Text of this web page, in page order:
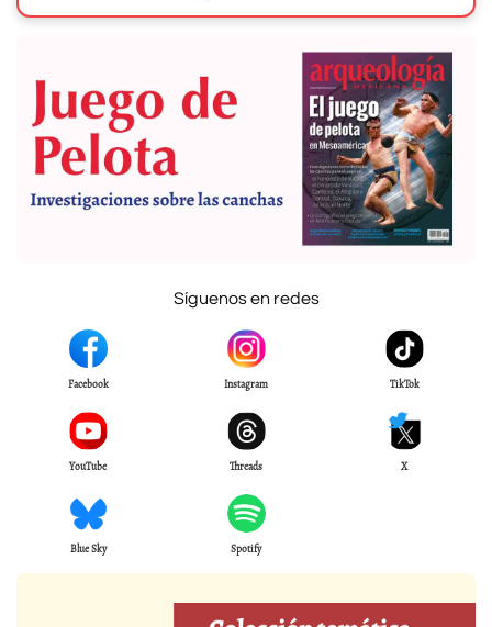
Síguenos en redes
Facebook Instagram TikTok
YouTube Threads X
Blue Sky Spotify